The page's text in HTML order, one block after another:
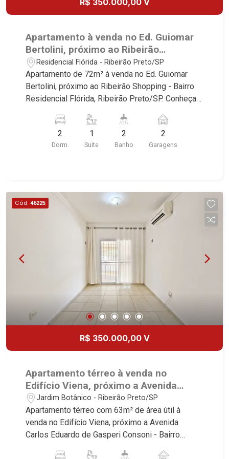
R$ 350.000,00 V
Apartamento à venda no Ed. Guiomar
Bertolini, próximo ao Ribeirão
Shopping - Ribeirão Preto/SP.
Residencial Flórida - Ribeirão Preto/SP
Apartamento de 72m² à venda no Ed. Guiomar
Bertolini, próximo ao Ribeirão Shopping - Bairro
Residencial Flórida, Ribeirão Preto/SP. Conheça
Imobiliária selecionou para você: - 72m² de área
útil - 2 dormitórios com armários e ar-
condicionado sendo 1 suíte - Banheiro social -
imobiliário desde 2000. Especialistas em Venda,
Locação e Lançamentos! Avenida João Fiúsa,
1051 - Alto da Boa Vista | Ribeirão Preto.
2
Dorm.
1
Suite
2
Banho
2
Garagens
Cód. 46225
R$ 350.000,00 V
Apartamento térreo à venda no
Edifício Viena, próximo a Avenida
Carlos Eduardo de Gasperi Consoni -
Ribeirão Preto/SP.
Jardim Botânico - Ribeirão Preto/SP
Apartamento térreo com 63m² de área útil à
venda no Edifício Viena, próximo a Avenida
Carlos Eduardo de Gasperi Consoni - Bairro